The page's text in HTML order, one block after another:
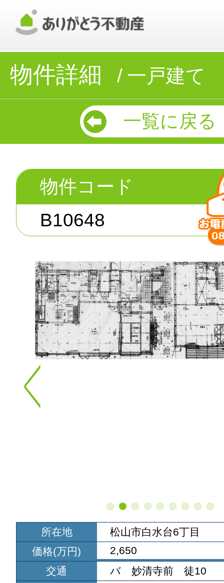
物件詳細 一戸建て
一覧に戻る
物件コード
B10648
所在地
松山市白水台6丁目
価格(万円)
2,650
交通
バ 妙清寺前 徒10